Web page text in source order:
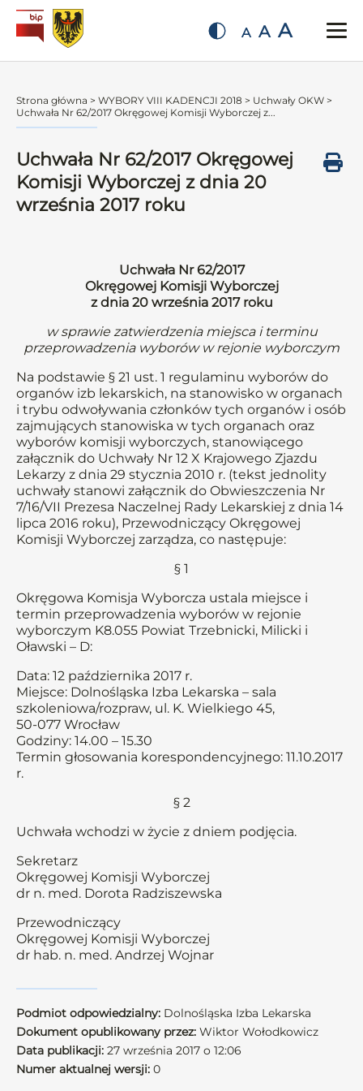
A A A
Strona główna > WYBORY VIII KADENCJI 2018 > Uchwały OKW >
Uchwała Nr 62/2017 Okręgowej Komisji Wyborczej z...
Uchwała Nr 62/2017 Okręgowej
Komisji Wyborczej z dnia 20
września 2017 roku
Uchwała Nr 62/2017
Okręgowej Komisji Wyborczej
z dnia 20 września 2017 roku
w sprawie zatwierdzenia miejsca i terminu
przeprowadzenia wyborów w rejonie wyborczym
Na podstawie § 21 ust. 1 regulaminu wyborów do
organów izb lekarskich, na stanowisko w organach
i trybu odwoływania członków tych organów i osób
zajmujących stanowiska w tych organach oraz
wyborów komisji wyborczych, stanowiącego
załącznik do Uchwały Nr 12 X Krajowego Zjazdu
Lekarzy z dnia 29 stycznia 2010 r. (tekst jednolity
uchwały stanowi załącznik do Obwieszczenia Nr
7/16/VII Prezesa Naczelnej Rady Lekarskiej z dnia 14
lipca 2016 roku), Przewodniczący Okręgowej
Komisji Wyborczej zarządza, co następuje:
§ 1
Okręgowa Komisja Wyborcza ustala miejsce i
termin przeprowadzenia wyborów w rejonie
wyborczym K8.055 Powiat Trzebnicki, Milicki i
Oławski – D:
Data: 12 października 2017 r.
Miejsce: Dolnośląska Izba Lekarska – sala
szkoleniowa/rozpraw, ul. K. Wielkiego 45,
50-077 Wrocław
Godziny: 14.00 – 15.30
Termin głosowania korespondencyjnego: 11.10.2017
r.
§ 2
Uchwała wchodzi w życie z dniem podjęcia.
Sekretarz
Okręgowej Komisji Wyborczej
dr n. med. Dorota Radziszewska
Przewodniczący
Okręgowej Komisji Wyborczej
dr hab. n. med. Andrzej Wojnar
Podmiot odpowiedzialny: Dolnośląska Izba Lekarska
Dokument opublikowany przez: Wiktor Wołodkowicz
Data publikacji: 27 września 2017 o 12:06
Numer aktualnej wersji: 0